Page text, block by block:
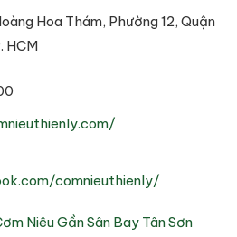
Hoa Thám, Phường 12, Quận
HCM
comnieuthienly/
Niêu Gần Sân Bay Tân Sơn